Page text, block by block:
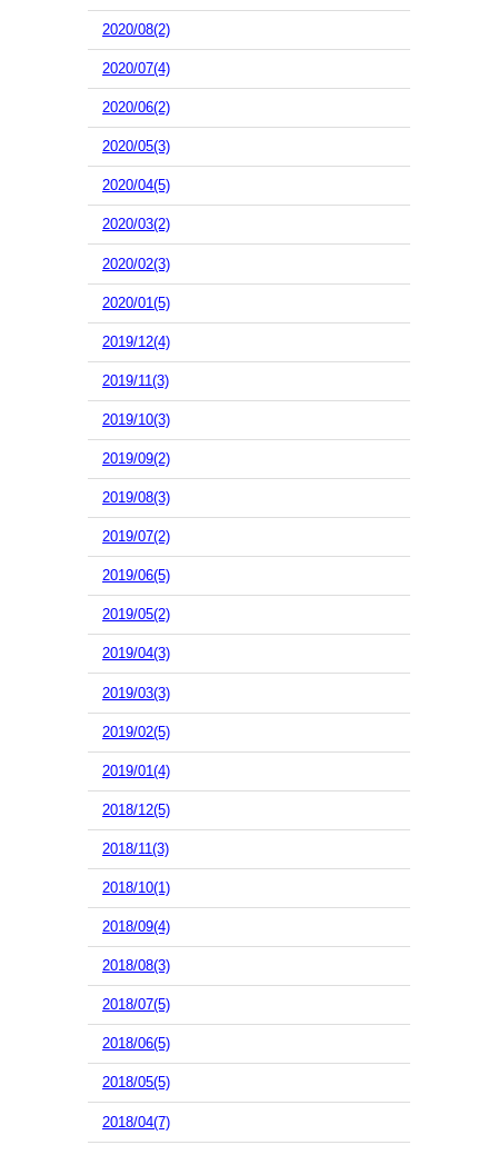
2020/08(2)
2020/07(4)
2020/06(2)
2020/05(3)
2020/04(5)
2020/03(2)
2020/02(3)
2020/01(5)
2019/12(4)
2019/11(3)
2019/10(3)
2019/09(2)
2019/08(3)
2019/07(2)
2019/06(5)
2019/05(2)
2019/04(3)
2019/03(3)
2019/02(5)
2019/01(4)
2018/12(5)
2018/11(3)
2018/10(1)
2018/09(4)
2018/08(3)
2018/07(5)
2018/06(5)
2018/05(5)
2018/04(7)